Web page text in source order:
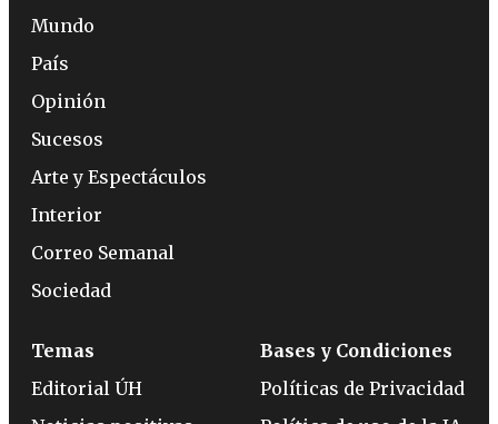
Mundo
País
Opinión
Sucesos
Arte y Espectáculos
Interior
Correo Semanal
Sociedad
Temas
Editorial ÚH
Bases y Condiciones
Políticas de Privacidad